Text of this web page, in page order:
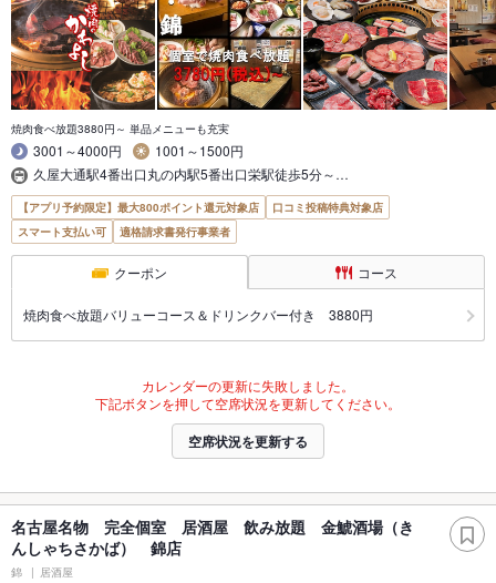
焼肉食べ放題3880円～ 単品メニューも充実
3001～4000円
1001～1500円
久屋大通駅4番出口丸の内駅5番出口栄駅徒歩5分～…
【アプリ予約限定】最大800ポイント還元対象店
口コミ投稿特典対象店
スマート支払い可
適格請求書発行事業者
クーポン コース
焼肉食べ放題バリューコース＆ドリンクバー付き 3880円
カレンダーの更新に失敗しました。
下記ボタンを押して空席状況を更新してください。
空席状況を更新する
名古屋名物 完全個室 居酒屋 飲み放題 金鯱酒場（き
んしゃちさかば） 錦店
錦 居酒屋